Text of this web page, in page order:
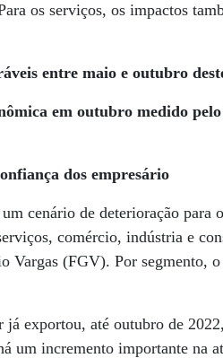
os serviços, os impactos
entre maio e outubro
em outubro medido
dos empresário
cenário de deterioração para
comércio, indústria e
Vargas (FGV). Por segmento,
exportou, até outubro de
um incremento importante na